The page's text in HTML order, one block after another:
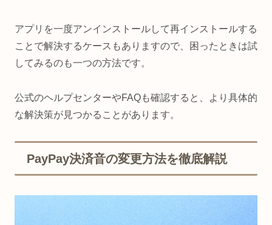
アプリを一度アンインストールして再インストールする
ことで解決するケースもありますので、困ったときは試
してみるのも一つの方法です。
公式のヘルプセンターやFAQも確認すると、より具体的
な解決策が見つかることがあります。
PayPay決済音の変更方法を徹底解説